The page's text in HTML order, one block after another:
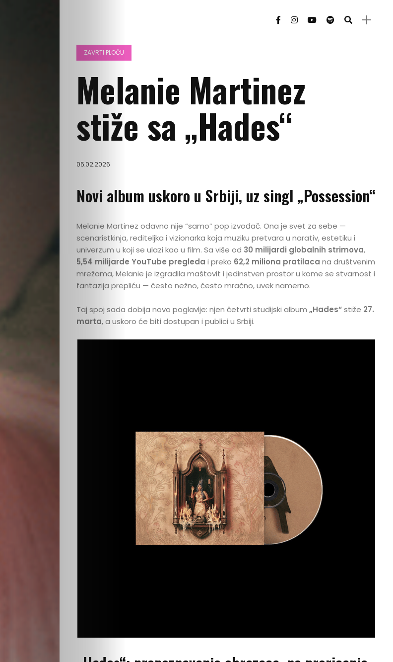
ZAVRTI PLOČU
Melanie Martinez
stiže sa „Hades“
05.02.2026
Novi album uskoro u Srbiji, uz singl „Possession“
Melanie Martinez odavno nije “samo” pop izvođač. Ona je svet za sebe —
scenaristkinja, rediteljka i vizionarka koja muziku pretvara u narativ, estetiku i
univerzum u koji se ulazi kao u film. Sa više od 30 milijardi globalnih strimova,
5,54 milijarde YouTube pregleda i preko 62,2 miliona pratilaca na društvenim
mrežama, Melanie je izgradila maštovit i jedinstven prostor u kome se stvarnost i
fantazija prepliću — često nežno, često mračno, uvek namerno.
Taj spoj sada dobija novo poglavlje: njen četvrti studijski album „Hades“stiže 27.
marta, a uskoro će biti dostupan i publici u Srbiji.